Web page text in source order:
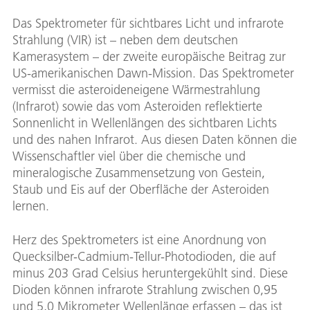
Das Spektrometer für sichtbares Licht und infrarote
Strahlung (VIR) ist – neben dem deutschen
Kamerasystem – der zweite europäische Beitrag zur
US-amerikanischen Dawn-Mission. Das Spektrometer
vermisst die asteroideneigene Wärmestrahlung
(Infrarot) sowie das vom Asteroiden reflektierte
Sonnenlicht in Wellenlängen des sichtbaren Lichts
und des nahen Infrarot. Aus diesen Daten können die
Wissenschaftler viel über die chemische und
mineralogische Zusammensetzung von Gestein,
Staub und Eis auf der Oberfläche der Asteroiden
lernen.
Herz des Spektrometers ist eine Anordnung von
Quecksilber-Cadmium-Tellur-Photodioden, die auf
minus 203 Grad Celsius heruntergekühlt sind. Diese
Dioden können infrarote Strahlung zwischen 0,95
und 5,0 Mikrometer Wellenlänge erfassen – das ist